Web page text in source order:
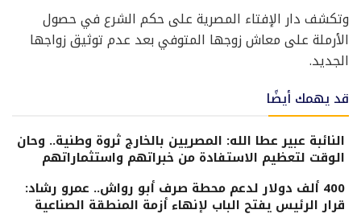
وتكشف دار الإفتاء المصرية على حكم الشرع في حصول
الأرملة على معاش زوجها المتوفي بعد عدم توثيق زواجها
الجديد.
قد يهمك أيضًا
النائبة عبير عطا الله: المصريين بالخارج ثروة وطنية.. وحان
الوقت لتعظيم الاستفادة من خبراتهم واستثماراتهم
400 ألف دولار لدعم محطة صرف أبو رواش.. عمرو رشاد:
قرار الرئيس يفتح الباب لإنهاء أزمة المنطقة الصناعية